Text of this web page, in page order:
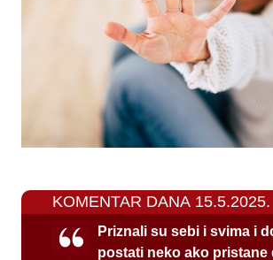
KOMENTAR DANA 15.5.2025.
Priznali su sebi i svima i
postati neko ako pristane